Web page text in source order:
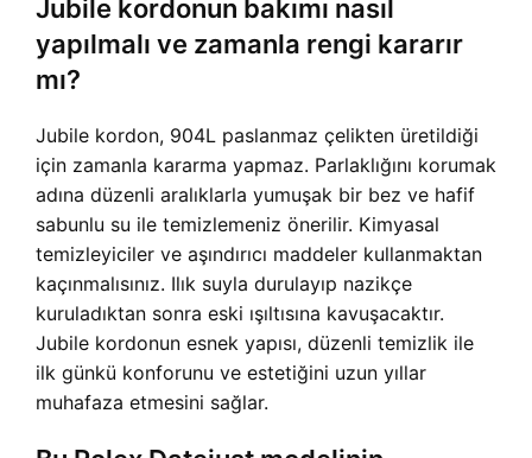
Jubile kordonun bakımı nasıl
yapılmalı ve zamanla rengi kararır
mı?
Jubile kordon, 904L paslanmaz çelikten üretildiği
için zamanla kararma yapmaz. Parlaklığını korumak
adına düzenli aralıklarla yumuşak bir bez ve hafif
sabunlu su ile temizlemeniz önerilir. Kimyasal
temizleyiciler ve aşındırıcı maddeler kullanmaktan
kaçınmalısınız. Ilık suyla durulayıp nazikçe
kuruladıktan sonra eski ışıltısına kavuşacaktır.
Jubile kordonun esnek yapısı, düzenli temizlik ile
ilk günkü konforunu ve estetiğini uzun yıllar
muhafaza etmesini sağlar.